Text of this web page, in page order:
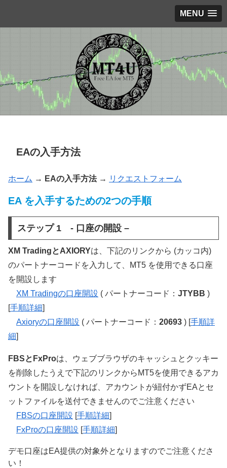
MENU
EAの入手方法
ホーム → EAの入手方法→ リクエストフォー ム
EA を入手するための2つの手順
ステップ 1 - 口座の開設 –
XM TradingとAXIORYは、下記のリンクから (カッコ内)
のパートナーコードを入力して、MT5 を使用できる口座
を開設します
XM Tradingの口座開設 ( パートナーコード： JTYBB )
[手順詳細]
Axioryの口座開設 ( パートナーコード： 20693 ) [手順詳
細]
FBSとFxProは、ウェブブラウザのキャッシュとクッキー
を削除したうえで下記のリンクからMT5を使用できるアカ
ウントを開設しなければ、アカウントが紐付かずEAとセ
ットファイルを送付できませんのでご注意ください
FBSの口座開設 [手順詳細]
FxProの口座開設 [手順詳細]
デモ口座はEA提供の対象外となりますのでご注意くださ
い！